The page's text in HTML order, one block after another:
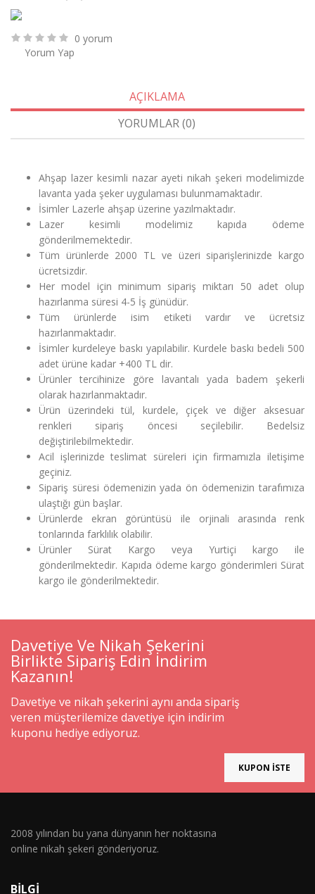
0 yorum
Yorum Yap
AÇIKLAMA
YORUMLAR (0)
Ahşap lazer kesimli nazar ayeti nikah şekeri modelimizde
lavanta yada şeker uygulaması bulunmamaktadır.
İsimler Lazerle ahşap üzerine yazılmaktadır.
Lazer kesimli modelimiz kapıda ödeme
gönderilmemektedir.
Tüm ürünlerde 2000 TL ve üzeri siparişlerinizde kargo
ücretsizdir.
Her model için minimum sipariş miktarı 50 adet olup
hazırlanma süresi 4-5 İş günüdür.
Tüm ürünlerde isim etiketi vardır ve ücretsiz
hazırlanmaktadır.
İsimler kurdeleye baskı yapılabilir. Kurdele baskı bedeli 500
adet ürüne kadar +400 TL dir.
Ürünler tercihinize göre lavantalı yada badem şekerli
olarak hazırlanmaktadır.
Ürün üzerindeki tül, kurdele, çiçek ve diğer aksesuar
renkleri sipariş öncesi seçilebilir. Bedelsiz
değiştirilebilmektedir.
Acil işlerinizde teslimat süreleri için firmamızla iletişime
geçiniz.
Sipariş süresi ödemenizin yada ön ödemenizin tarafımıza
ulaştığı gün başlar.
Ürünlerde ekran görüntüsü ile orjinali arasında renk
tonlarında farklılık olabilir.
Ürünler Sürat Kargo veya Yurtiçi kargo ile
gönderilmektedir. Kapıda ödeme kargo gönderimleri Sürat
kargo ile gönderilmektedir.
Davetiye Ve Nikah Şekerini
Birlikte Sipariş Edin İndirim
Kazanın!
Davetiye ve nikah şekerini aynı anda sipariş
veren müşterilemize davetiye için indirim
kuponu hediye ediyoruz.
KUPON İSTE
2008 yılından bu yana dünyanın her noktasına
online nikah şekeri gönderiyoruz.
BILGI